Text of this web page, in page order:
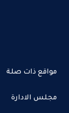
مواقع ذات صلة
مجلس الادارة